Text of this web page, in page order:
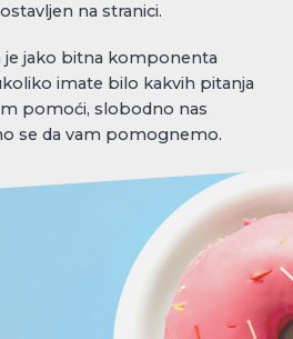
na stranici.
je jako bitna komponenta
imate bilo kakvih pitanja
pomoći, slobodno nas
se da vam pomognemo.